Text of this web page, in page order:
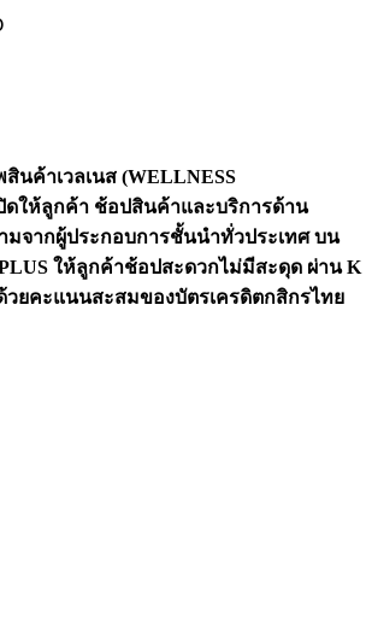
นค้าเวลเนส (WELLNESS
ปิดให้ลูกค้า ช้อปสินค้าและบริการด้าน
จากผู้ประกอบการชั้นนำทั่วประเทศ บน
ให้ลูกค้าช้อปสะดวกไม่มีสะดุด ผ่าน K
วยคะแนนสะสมของบัตรเครดิตกสิกรไทย